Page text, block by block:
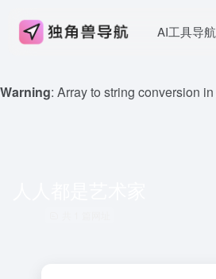
Warning: Array to string conversion in
AI工具导航